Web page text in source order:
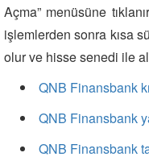
Açma” menüsüne
işlemlerden sonra kısa
olur ve hisse senedi ile
QNB Finansbank
QNB Finansbank
QNB Finansbank